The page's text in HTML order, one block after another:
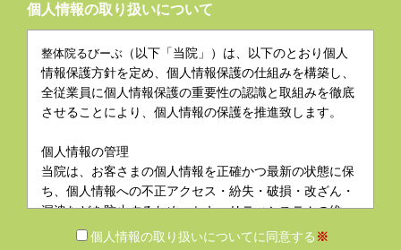
個人情報の取り扱いについて
整体院るびーぶ （以下「当院」）は、以下のとおり個人
情報保護方針を定め、個人情報保護の仕組みを構築し、
全従業員に個人情報保護の重要性の認識と取組みを徹底
させることにより、個人情報の保護を推進致します。
個人情報の管理
当院は、お客さまの個人情報を正確かつ最新の状態に保
ち、個人情報への不正アクセス・紛失・破損・改ざん・
漏洩などを防止するため、セキュリティシステムの維
持・管理体制の整備・社員教育の徹底等の必要な措置を
個人情報の取り扱いについてに同意する ※